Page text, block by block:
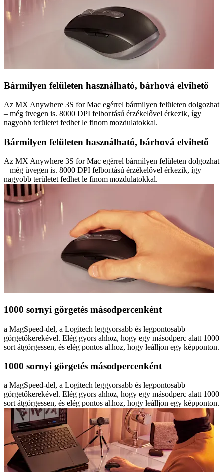
Bármilyen felületen használható, bárhová elvihető
Az MX Anywhere 3S for Mac egérrel bármilyen felületen dolgozhat
– még üvegen is. 8000 DPI felbontású érzékelővel érkezik, így
nagyobb területet fedhet le finom mozdulatokkal.
Bármilyen felületen használható, bárhová elvihető
Az MX Anywhere 3S for Mac egérrel bármilyen felületen dolgozhat
– még üvegen is. 8000 DPI felbontású érzékelővel érkezik, így
nagyobb területet fedhet le finom mozdulatokkal.
1000 sornyi görgetés másodpercenként
a MagSpeed-del, a Logitech leggyorsabb és legpontosabb
görgetőkerekével. Elég gyors ahhoz, hogy egy másodperc alatt 1000
sort átgörgessen, és elég pontos ahhoz, hogy leálljon egy képponton.
1000 sornyi görgetés másodpercenként
a MagSpeed-del, a Logitech leggyorsabb és legpontosabb
görgetőkerekével. Elég gyors ahhoz, hogy egy másodperc alatt 1000
sort átgörgessen, és elég pontos ahhoz, hogy leálljon egy képponton.